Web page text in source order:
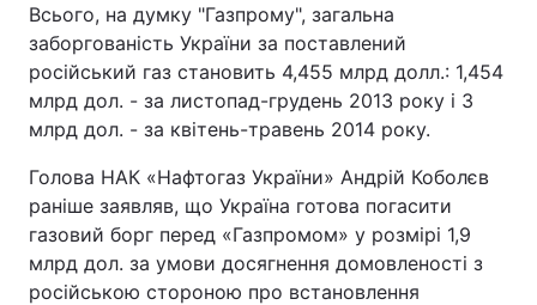
Всього, на думку "Газпрому", загальна
заборгованість України за поставлений
російський газ становить 4,455 млрд долл.: 1,454
млрд дол. - за листопад-грудень 2013 року і 3
млрд дол. - за квітень-травень 2014 року.
Голова НАК «Нафтогаз України» Андрій Коболєв
раніше заявляв, що Україна готова погасити
газовий борг перед «Газпромом» у розмірі 1,9
млрд дол. за умови досягнення домовленості з
російською стороною про встановлення